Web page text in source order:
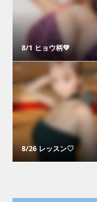
8/1 ヒョウ柄💚
8/26 レッスン♡